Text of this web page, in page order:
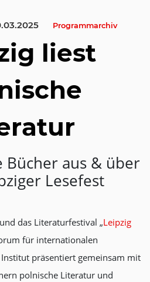
Programmarchiv
liest
Bücher aus & über
Lesefest
das Literaturfestival „Leipzig
für internationalen
präsentiert gemeinsam mit
polnische Literatur und